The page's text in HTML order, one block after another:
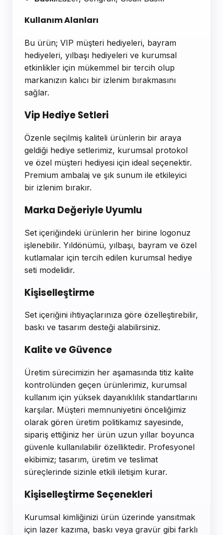
Kullanım Alanları
Bu ürün; VIP müşteri hediyeleri, bayram
hediyeleri, yılbaşı hediyeleri ve kurumsal
etkinlikler için mükemmel bir tercih olup
markanızın kalıcı bir izlenim bırakmasını
sağlar.
Vip Hediye Setleri
Özenle seçilmiş kaliteli ürünlerin bir araya
geldiği hediye setlerimiz, kurumsal protokol
ve özel müşteri hediyesi için ideal seçenektir.
Premium ambalaj ve şık sunum ile etkileyici
bir izlenim bırakır.
Marka Değeriyle Uyumlu
Set içeriğindeki ürünlerin her birine logonuz
işlenebilir. Yıldönümü, yılbaşı, bayram ve özel
kutlamalar için tercih edilen kurumsal hediye
seti modelidir.
Kişiselleştirme
Set içeriğini ihtiyaçlarınıza göre özelleştirebilir,
baskı ve tasarım desteği alabilirsiniz.
Kalite ve Güvence
Üretim sürecimizin her aşamasında titiz kalite
kontrolünden geçen ürünlerimiz, kurumsal
kullanım için yüksek dayanıklılık standartlarını
karşılar. Müşteri memnuniyetini önceliğimiz
olarak gören üretim politikamız sayesinde,
sipariş ettiğiniz her ürün uzun yıllar boyunca
güvenle kullanılabilir özelliktedir. Profesyonel
ekibimiz; tasarım, üretim ve teslimat
süreçlerinde sizinle etkili iletişim kurar.
Kişiselleştirme Seçenekleri
Kurumsal kimliğinizi ürün üzerinde yansıtmak
için lazer kazıma, baskı veya gravür gibi farklı